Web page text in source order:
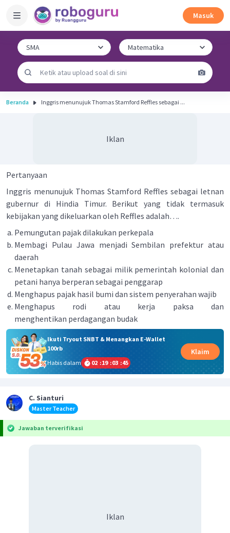
Masuk
Beranda Inggris menunujuk Thomas Stamford Reffles sebagai ...
Iklan
Pertanyaan
Inggris menunujuk Thomas Stamford Reffles sebagai letnan
gubernur di Hindia Timur. Berikut yang tidak termasuk
kebijakan yang dikeluarkan oleh Reffles adalah….
Pemungutan pajak dilakukan perkepala
Membagi Pulau Jawa menjadi Sembilan prefektur atau
daerah
Menetapkan tanah sebagai milik pemerintah kolonial dan
petani hanya berperan sebagai penggarap
Menghapus pajak hasil bumi dan sistem penyerahan wajib
Menghapus rodi atau kerja paksa dan
menghentikan perdagangan budak
Ikuti Tryout SNBT & Menangkan E-Wallet
100rb
Habis dalam
02 :19 :03 :45
Klaim
C. Sianturi
Master Teacher
Jawaban terverifikasi
Iklan